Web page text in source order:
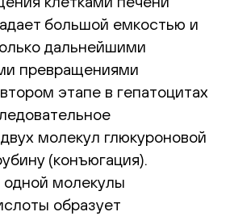
большой емкостью и
дальнейшими
превращениями
этапе в гепатоцитах
молекул глюкуроновой
(конъюгация).
молекулы
образует